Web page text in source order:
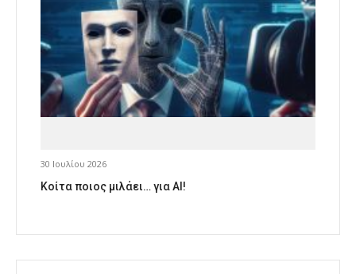
30 Ιουλίου 2026
Κοίτα ποιος μιλάει… για AI!